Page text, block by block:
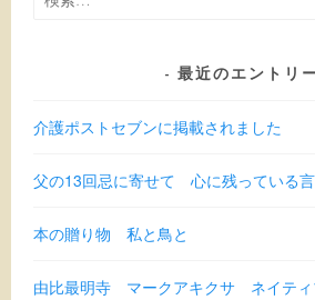
最近のエントリ
介護ポストセブンに掲載されました
父の13回忌に寄せて 心に残っている
本の贈り物 私と鳥と
由比最明寺 マークアキクサ ネイティ